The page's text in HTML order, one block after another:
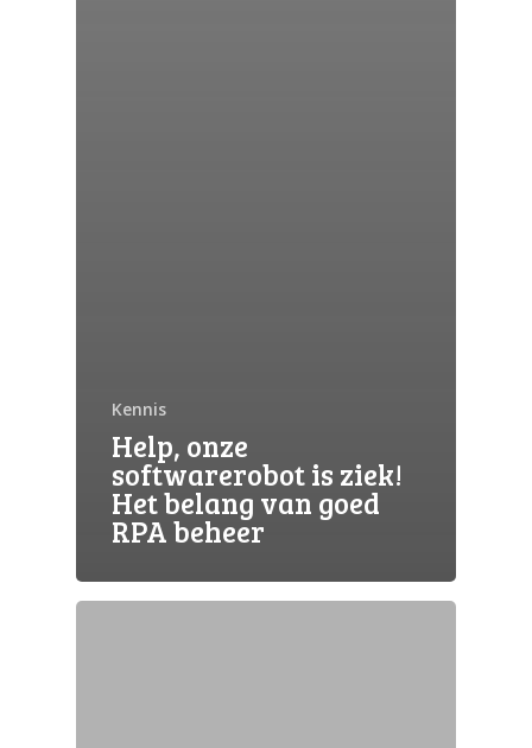
Kennis
Help, onze
softwarerobot is ziek!
Het belang van goed
RPA beheer